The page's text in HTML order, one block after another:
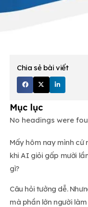
Chia sẻ bài viết
Mục lục
No headings were
Mấy hôm nay mình cứ
khi AI giỏi gấp mười
gì?
Câu hỏi tưởng dễ.
mà phần lớn người